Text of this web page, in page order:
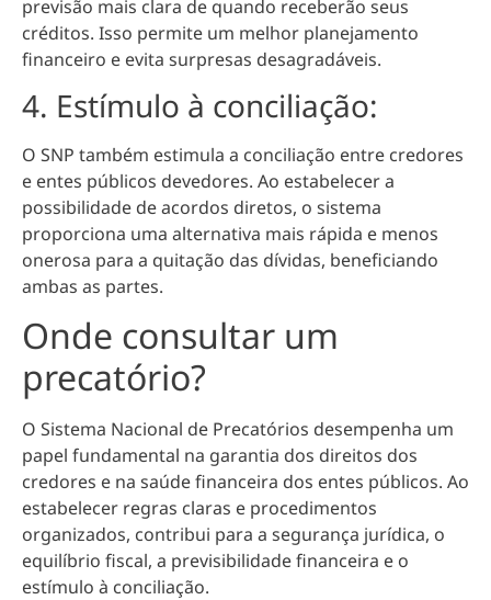
previsão mais clara de quando receberão seus
créditos. Isso permite um melhor planejamento
financeiro e evita surpresas desagradáveis.
4. Estímulo à conciliação:
O SNP também estimula a conciliação entre credores
e entes públicos devedores. Ao estabelecer a
possibilidade de acordos diretos, o sistema
proporciona uma alternativa mais rápida e menos
onerosa para a quitação das dívidas, beneficiando
ambas as partes.
Onde consultar um
precatório?
O Sistema Nacional de Precatórios desempenha um
papel fundamental na garantia dos direitos dos
credores e na saúde financeira dos entes públicos. Ao
estabelecer regras claras e procedimentos
organizados, contribui para a segurança jurídica, o
equilíbrio fiscal, a previsibilidade financeira e o
estímulo à conciliação.